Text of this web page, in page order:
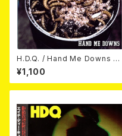
H.D.Q. / Hand Me Downs (C
OLORVINYL/7”EP)
¥1,100